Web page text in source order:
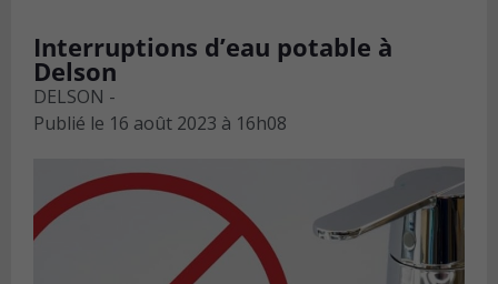
Interruptions d’eau potable à
Delson
DELSON -
Publié le 16 août 2023 à 16h08